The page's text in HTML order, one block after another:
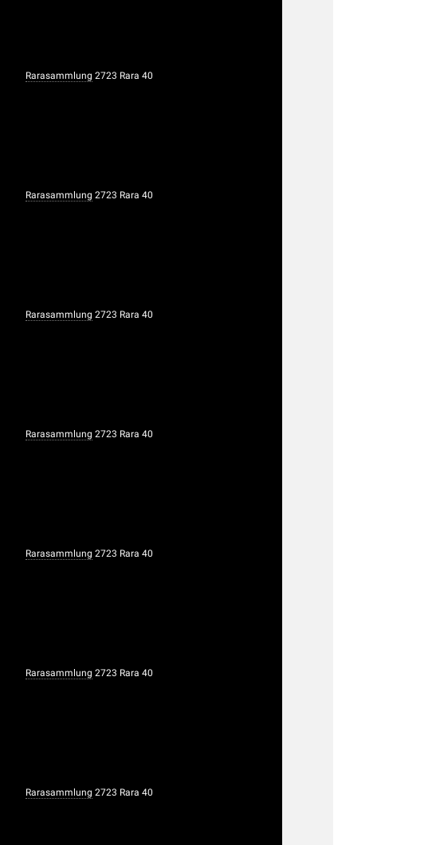
Rarasammlung 2723 Rara 40
Rarasammlung 2723 Rara 40
Rarasammlung 2723 Rara 40
Rarasammlung 2723 Rara 40
Rarasammlung 2723 Rara 40
Rarasammlung 2723 Rara 40
Rarasammlung 2723 Rara 40